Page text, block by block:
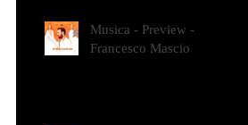
Musica - Preview -
Francesco Mascio